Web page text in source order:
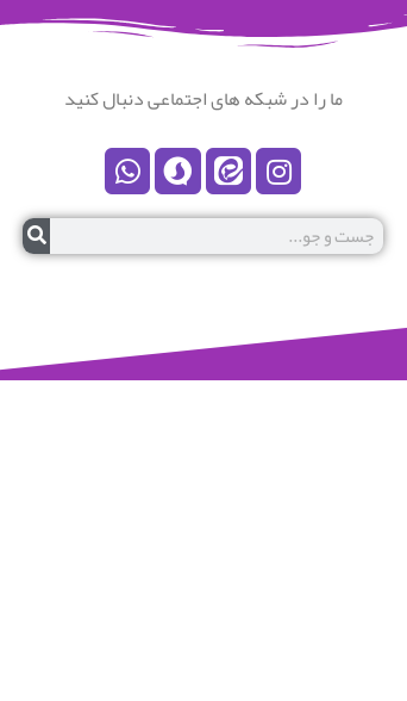
ما را در شبکه های اجتماعی دنبال کنید